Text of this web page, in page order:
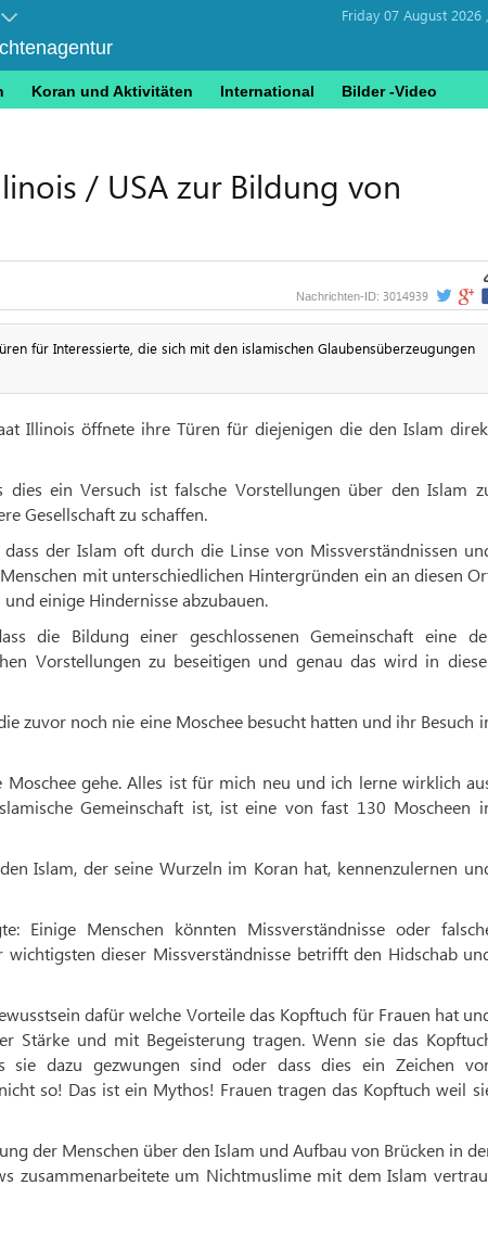
Friday 07 August 2026 ,
Koran und Aktivitäten International Bilder -Video
/ USA zur Bildung von
Nachrichten-ID: 3014939
für Interessierte, die sich mit den islamischen Glaubensüberzeugungen
Illinois öffnete ihre Türen für diejenigen die den Islam
dies ein Versuch ist falsche Vorstellungen über den Islam
Gesellschaft zu schaffen.
der Islam oft durch die Linse von Missverständnissen
mit unterschiedlichen Hintergründen ein an diesen
einige Hindernisse abzubauen.
die Bildung einer geschlossenen Gemeinschaft eine
Vorstellungen zu beseitigen und genau das wird in
zuvor noch nie eine Moschee besucht hatten und ihr Besuch
gehe. Alles ist für mich neu und ich lerne wirklich
Gemeinschaft ist, ist eine von fast 130 Moscheen
Islam, der seine Wurzeln im Koran hat, kennenzulernen
Einige Menschen könnten Missverständnisse oder
dieser Missverständnisse betrifft den Hidschab
dafür welche Vorteile das Kopftuch für Frauen hat
Stärke und mit Begeisterung tragen. Wenn sie das
sie dazu gezwungen sind oder dass dies ein Zeichen
so! Das ist ein Mythos! Frauen tragen das Kopftuch weil
der Menschen über den Islam und Aufbau von Brücken in
zusammenarbeitete um Nichtmuslime mit dem Islam